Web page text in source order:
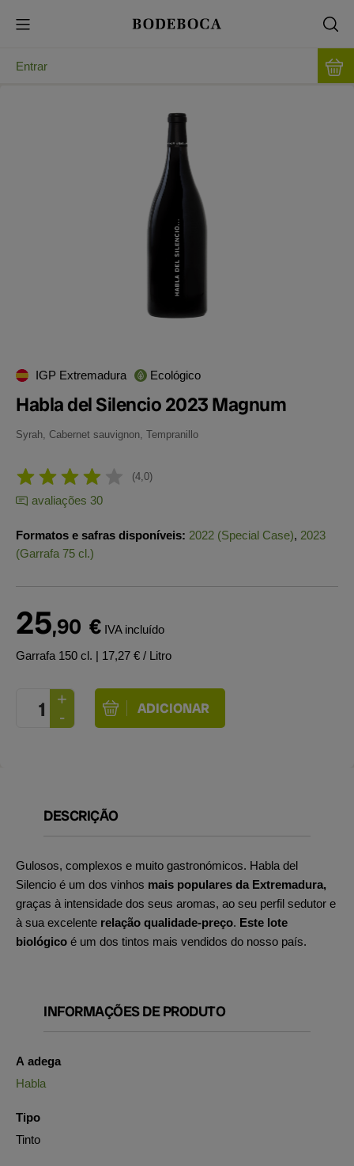
Entrar
IGP Extremadura Ecológico
Habla del Silencio 2023 Magnum
Syrah, Cabernet sauvignon, Tempranillo
4,0
avaliações 30
Formatos e safras disponíveis: 2022 (Special Case), 2023
(Garrafa 75 cl.)
25,90 € IVA incluído
Garrafa 150 cl. | 17,27 € / Litro
DESCRIÇÃO
Gulosos, complexos e muito gastronómicos. Habla del
Silencio é um dos vinhos mais populares da Extremadura,
graças à intensidade dos seus aromas, ao seu perfil sedutor e
à sua excelente relação qualidade-preço. Este lote
biológico é um dos tintos mais vendidos do nosso país.
INFORMAÇÕES DE PRODUTO
A adega
Habla
Tipo
Tinto